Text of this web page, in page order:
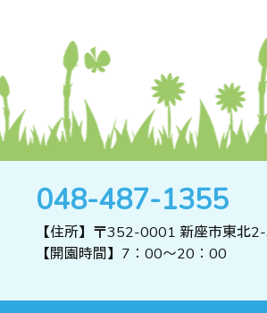
048-487-1355
【住所】〒352-0001 新座市東北
【開園時間】7：00～20：00